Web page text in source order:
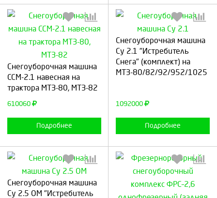
Снегоуборочная машина
ССМ-2.1 навесная на
трактора МТЗ-80, МТЗ-82
610060
Подробнее
Снегоуборочная машина
Су 2.1 "Истребитель
Снега" (комплект) на
МТЗ-80/82/92/952/1025
1092000
Подробнее
Выберите количество:
Снегоуборочная машина
Су 2.5 ОМ "Истребитель